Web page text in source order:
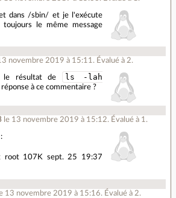
dans /sbin/ et je l'exécute
le même message
novembre 2019 à 15:11 . Évalué à 2.
le résultat de
ls -lah
réponse à ce commentaire ?
le 13 novembre 2019 à 15:12. Évalué à 1 .
root 107K sept. 25 19:37
13 novembre 2019 à 15:16. Évalué à 2.